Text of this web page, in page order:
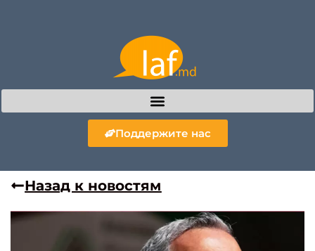
Поддержите нас
Назад к новостям